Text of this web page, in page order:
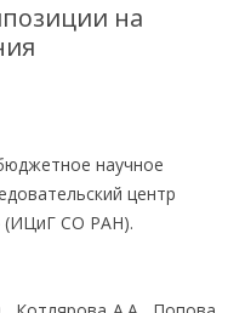
на
научное
центр
(ИЦиГ СО РАН).